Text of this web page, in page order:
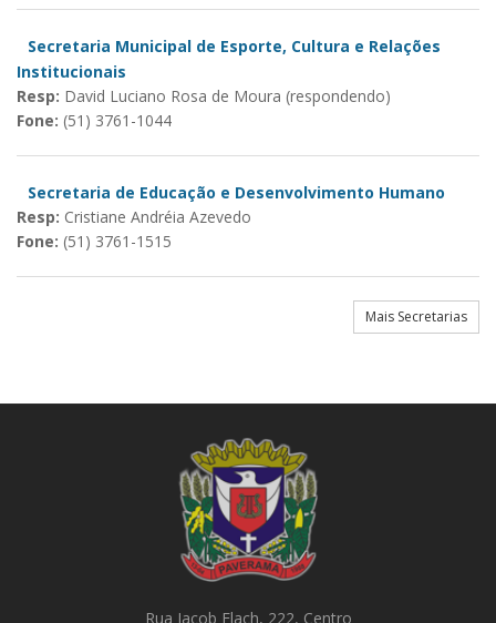
Secretaria Municipal de Esporte, Cultura e Relações
Institucionais
Resp: David Luciano Rosa de Moura (respondendo)
Fone: (51) 3761-1044
Secretaria de Educação e Desenvolvimento Humano
Resp: Cristiane Andréia Azevedo
Fone: (51) 3761-1515
Mais Secretarias
Rua Jacob Flach, 222, Centro